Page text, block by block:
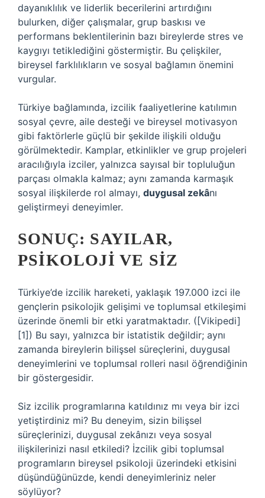
dayanıklılık ve liderlik becerilerini artırdığını
bulurken, diğer çalışmalar, grup baskısı ve
performans beklentilerinin bazı bireylerde stres ve
kaygıyı tetiklediğini göstermiştir. Bu çelişkiler,
bireysel farklılıkların ve sosyal bağlamın önemini
vurgular.
Türkiye bağlamında, izcilik faaliyetlerine katılımın
sosyal çevre, aile desteği ve bireysel motivasyon
gibi faktörlerle güçlü bir şekilde ilişkili olduğu
görülmektedir. Kamplar, etkinlikler ve grup projeleri
aracılığıyla izciler, yalnızca sayısal bir topluluğun
parçası olmakla kalmaz; aynı zamanda karmaşık
sosyal ilişkilerde rol almayı, duygusal zekânı
geliştirmeyi deneyimler.
SONUÇ: SAYILAR,
PSIKOLOJI VE SIZ
Türkiye’de izcilik hareketi, yaklaşık 197.000 izci ile
gençlerin psikolojik gelişimi ve toplumsal etkileşimi
üzerinde önemli bir etki yaratmaktadır. ([Vikipedi]
[1]) Bu sayı, yalnızca bir istatistik değildir; aynı
zamanda bireylerin bilişsel süreçlerini, duygusal
deneyimlerini ve toplumsal rolleri nasıl öğrendiğinin
bir göstergesidir.
Siz izcilik programlarına katıldınız mı veya bir izci
yetiştirdiniz mi? Bu deneyim, sizin bilişsel
süreçlerinizi, duygusal zekânızı veya sosyal
ilişkilerinizi nasıl etkiledi? İzcilik gibi toplumsal
programların bireysel psikoloji üzerindeki etkisini
düşündüğünüzde, kendi deneyimleriniz neler
söylüyor?